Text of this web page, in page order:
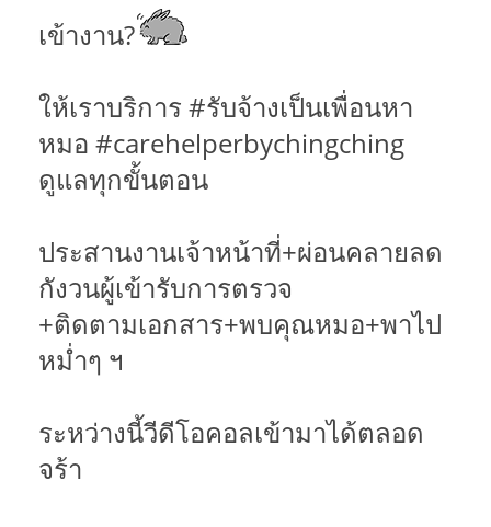
เข้างาน?
ให้เราบริการ #รับจ้างเป็นเพื่อนหา
หมอ #carehelperbychingching
ดูแลทุกขั้นตอน
ประสานงานเจ้าหน้าที่+ผ่อนคลายลด
กังวนผู้เข้ารับการตรวจ
+ติดตามเอกสาร+พบคุณหมอ+พาไป
หม่ำๆ ฯ
ระหว่างนี้วีดีโอคอลเข้ามาได้ตลอด
จร้า